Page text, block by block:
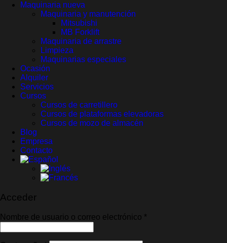
Maquinaria nueva
Maquinaria y manutención
Mitsubishi
MB Forklift
Maquinaria de arrastre
Limpieza
Maquinarias especiales
Ocasión
Alquiler
Servicios
Cursos
Cursos de carretillero
Cursos de plataformas elevadoras
Cursos de mozo de almacén
Blog
Empresa
Contacto
Acceder
Nombre de usuario o correo electrónico *